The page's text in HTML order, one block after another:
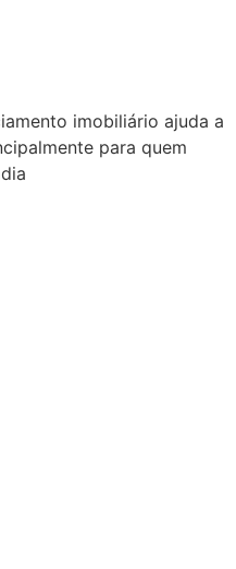
imobiliário ajuda a
para quem